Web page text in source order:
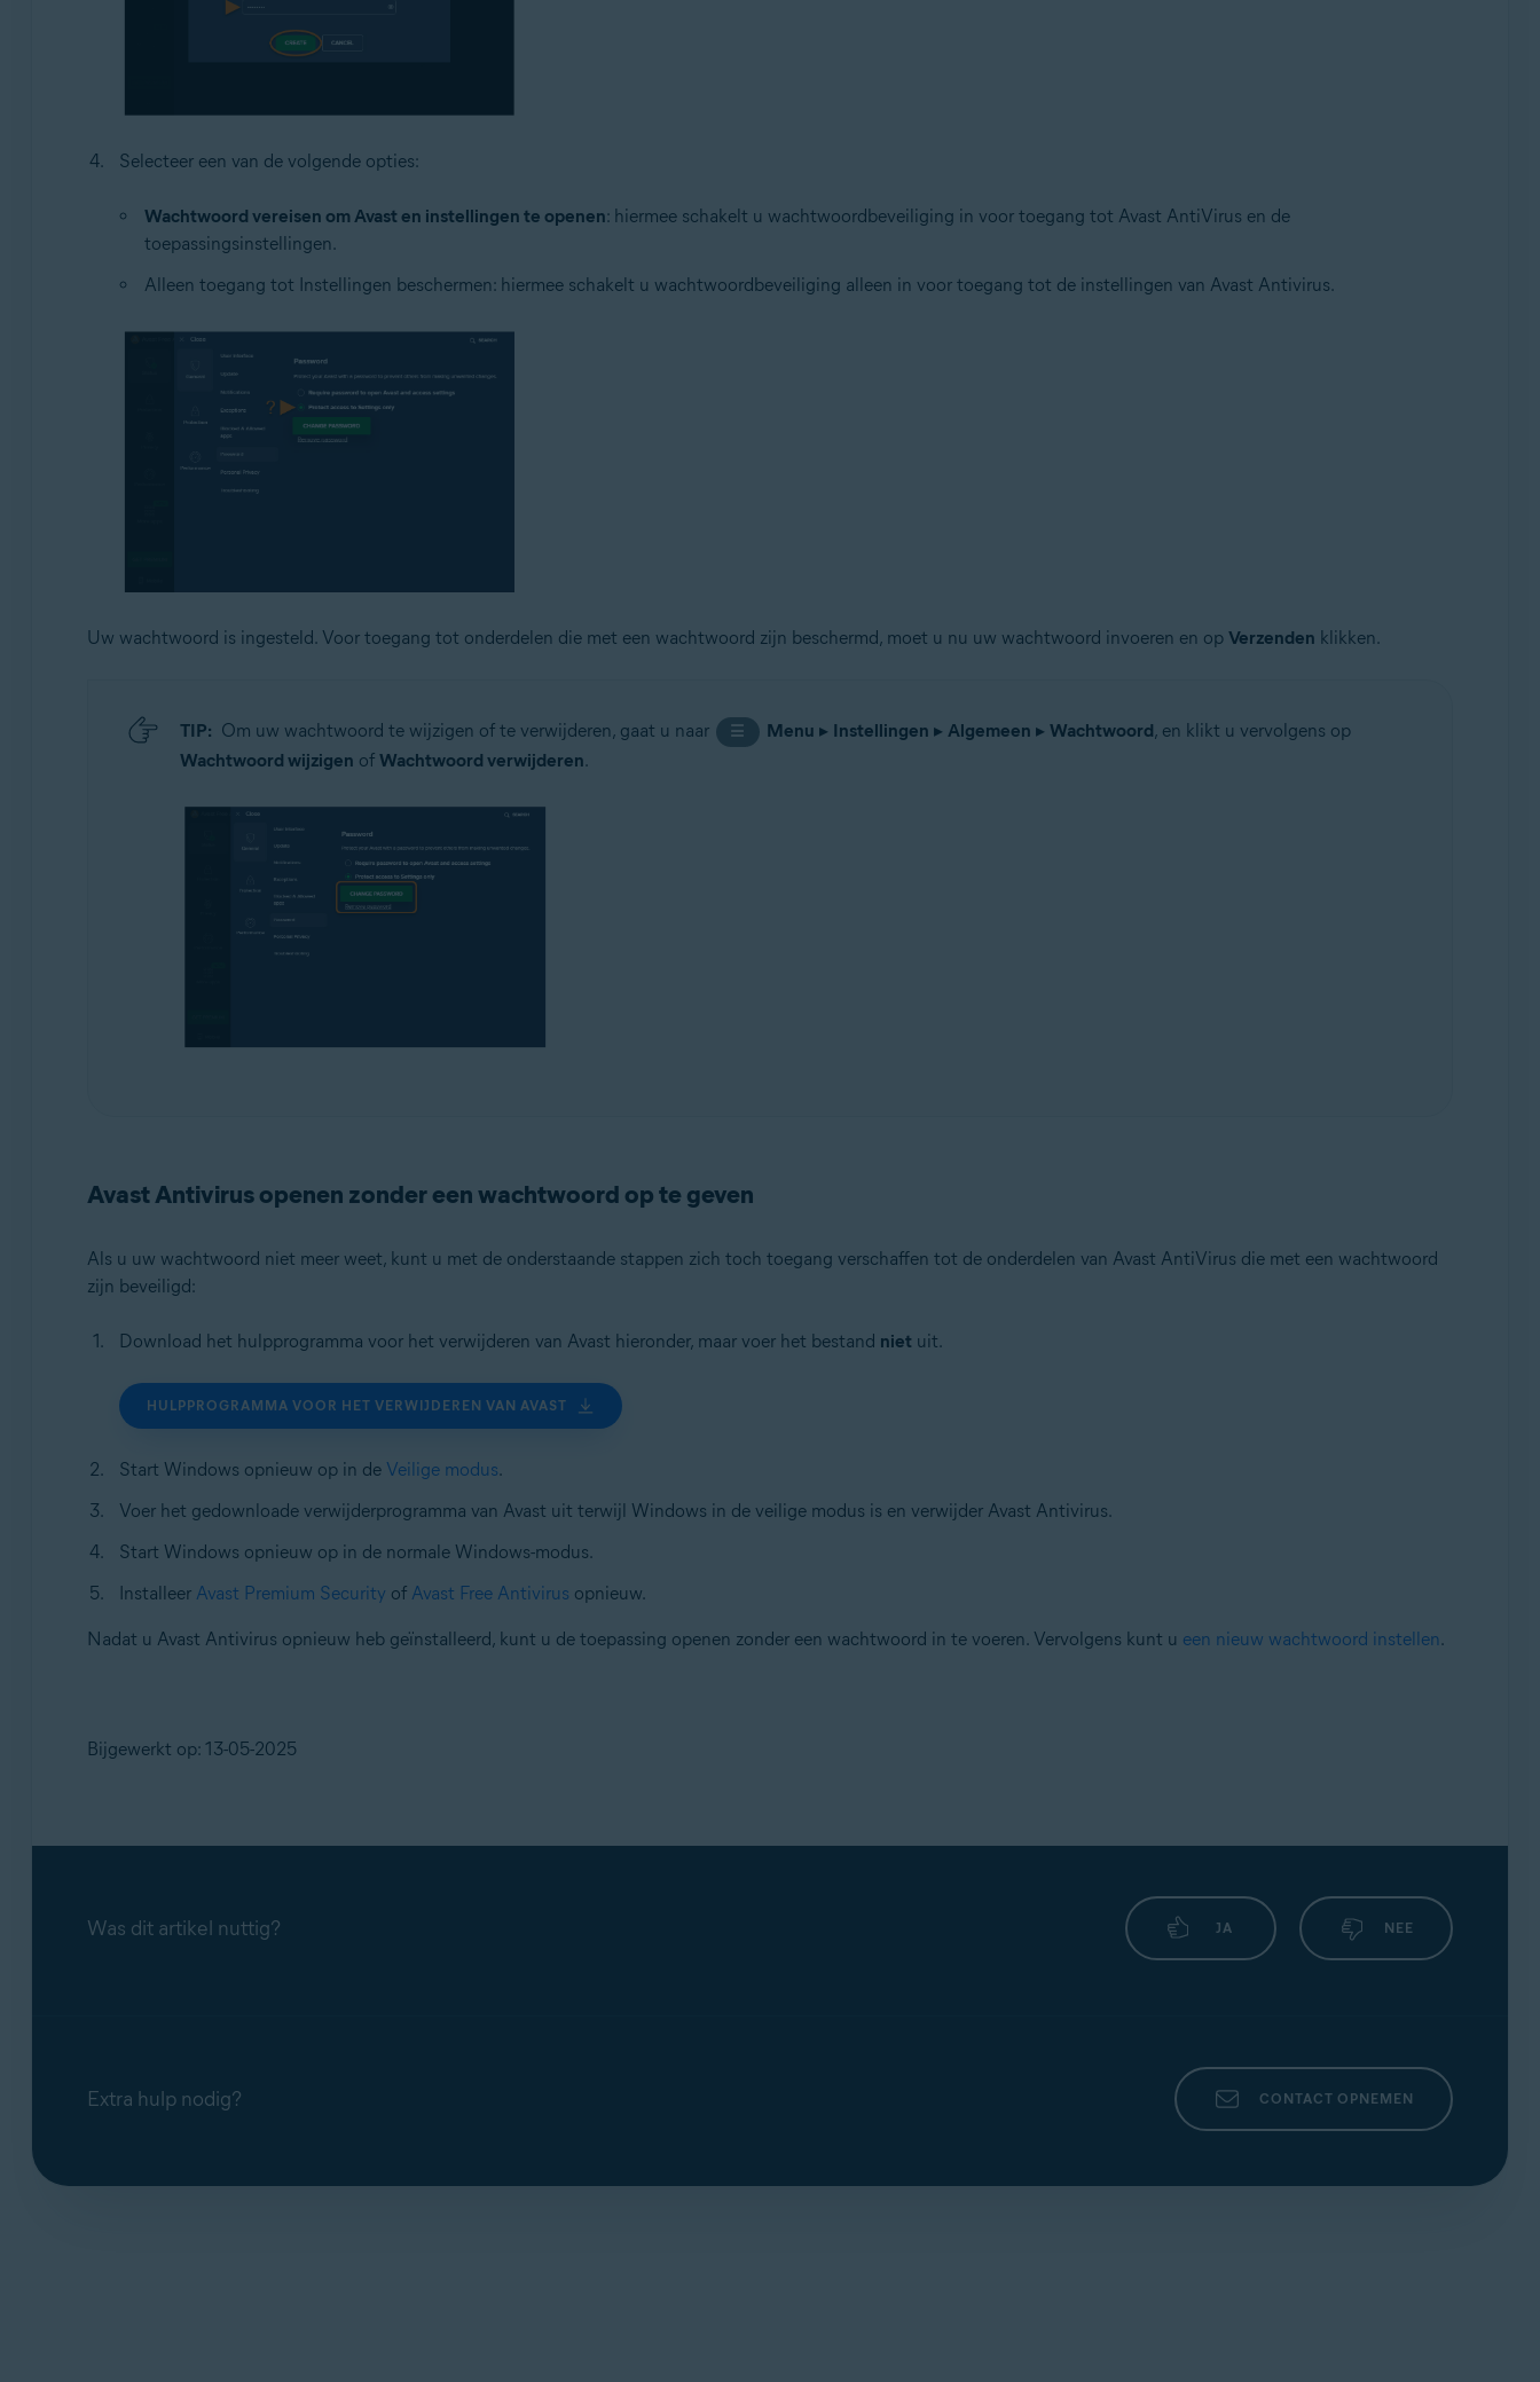
Selecteer een van de volgende opties:
Wachtwoord vereisen om Avast en instellingen te openen: hiermee schakelt u wachtwoordbeveiliging in voor toegang tot Avast AntiVirus en de
toepassingsinstellingen.
Alleen toegang tot Instellingen beschermen: hiermee schakelt u wachtwoordbeveiliging alleen in voor toegang tot de instellingen van Avast Antivirus.
Uw wachtwoord is ingesteld. Voor toegang tot onderdelen die met een wachtwoord zijn beschermd, moet u nu uw wachtwoord invoeren en op Verzenden klikken.
TIP: Om uw wachtwoord te wijzigen of te verwijderen, gaat u naar ☰ Menu ▸ Instellingen ▸Algemeen ▸Wachtwoord, en klikt u vervolgens op
Wachtwoord wijzigen of Wachtwoord verwijderen.
Avast Antivirus openen zonder een wachtwoord op te geven
Als u uw wachtwoord niet meer weet, kunt u met de onderstaande stappen zich toch toegang verschaffen tot de onderdelen van Avast AntiVirus die met een wachtwoord
zijn beveiligd:
Download het hulpprogramma voor het verwijderen van Avast hieronder, maar voer het bestand niet uit.
HULPPROGRAMMA VOOR HET VERWIJDEREN VAN AVAST
Start Windows opnieuw op in de Veilige modus.
Voer het gedownloade verwijderprogramma van Avast uit terwijl Windows in de veilige modus is en verwijder Avast Antivirus.
Start Windows opnieuw op in de normale Windows-modus.
Installeer Avast Premium Security of Avast Free Antivirus opnieuw.
Nadat u Avast Antivirus opnieuw heb geïnstalleerd, kunt u de toepassing openen zonder een wachtwoord in te voeren. Vervolgens kunt u een nieuw wachtwoord instellen.
Bijgewerkt op: 13-05-2025
Was dit artikel nuttig? JA NEE
Extra hulp nodig? CONTACT OPNEMEN